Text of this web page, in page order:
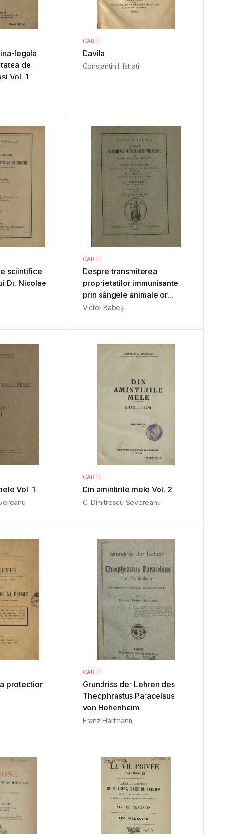
legala
de
Medicina din Iasi Vol. 1
CARTE
Davila
Constantin I. Istrati
sciintifice
Dr. Nicolae
CARTE
Despre transmiterea
proprietatilor immunisante
prin sângele animalelor...
Victor Babeş
Vol. 1
CARTE
Din amintirile mele Vol. 2
C. Dimitrescu Severeanu
protection
CARTE
Grundriss der Lehren des
Theophrastus Paracelsus
von Hohenheim
Franz Hartmann